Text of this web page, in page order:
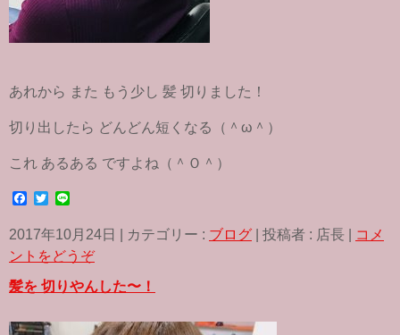
あれから また もう少し 髪 切りました！
切り出したら どんどん短くなる（＾ω＾）
これ あるある ですよね（＾Ｏ＾）
c
e
b
o
k
T
i
t
t
r
n
e
2017年10月24日 カテゴリー : ブログ 投稿者 : 店長
コメ
ントをどうぞ
髪を 切りやんした〜！